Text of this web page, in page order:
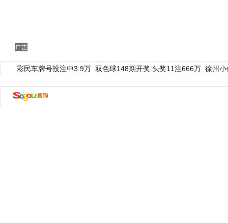
广告
彩民车牌号投注中3.9万 双色球148期开奖:头奖11注666万 徐州